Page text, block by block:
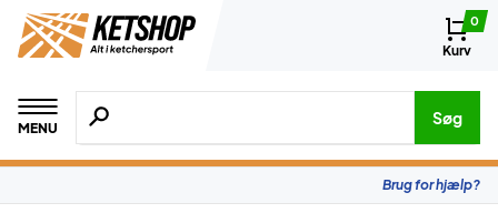
0
Kurv
MENU
Søg efter produkter, mærker etc.
Søg
Brug for hjælp?